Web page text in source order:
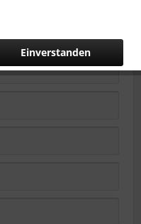
Einverstanden